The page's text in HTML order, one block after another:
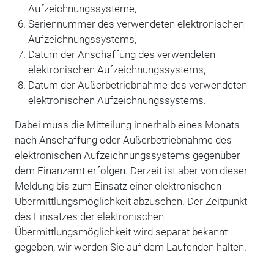
Aufzeichnungssysteme,
Seriennummer des verwendeten elektronischen
Aufzeichnungssystems,
Datum der Anschaffung des verwendeten
elektronischen Aufzeichnungssystems,
Datum der Außerbetriebnahme des verwendeten
elektronischen Aufzeichnungssystems.
Dabei muss die Mitteilung innerhalb eines Monats
nach Anschaffung oder Außerbetriebnahme des
elektronischen Aufzeichnungssystems gegenüber
dem Finanzamt erfolgen. Derzeit ist aber von dieser
Meldung bis zum Einsatz einer elektronischen
Übermittlungsmöglichkeit ab­zusehen. Der Zeitpunkt
des Einsatzes der elektronischen
Übermittlungsmöglichkeit wird se­parat bekannt
gegeben, wir werden Sie auf dem Laufenden halten.